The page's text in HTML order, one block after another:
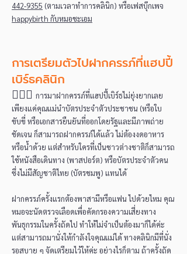
442-9355 (ตามเวลาทำการคลินิก) หรือเฟสบุ๊กเพจ
happybirth กับหมอชะเอม
การเตรียมตัวไปฝากครรภ์ที่แฮปปี้
เบิร์ธคลินิก
👩🏻‍⚕️ การมาฝากครรภ์ที่แฮปปี้เบิร์ธไม่ยุ่งยากเลย
เพียงแค่คุณแม่นำบัตรประจำตัวประชาชน (หรือใบ
ขับขี่ หรือเอกสารยืนยันที่ออกโดยรัฐและมีภาพถ่าย
ชัดเจน ก็สามารถฝากครรภ์ได้แล้ว ไม่ต้องงดอาหาร
หรือน้ำด้วย แต่สำหรับใครที่เป็นชาวต่างชาติก็สามารถ
ใช้หนังสือเดินทาง (พาสปอร์ต) หรือบัตรประจำตัวคน
ซึ่งไม่มีสัญชาติไทย (บัตรชมพู) แทนได้
ฝากครรภ์ครั้งแรกต้องพาสามีหรือแฟน ไปด้วยไหม คุณ
หมอจะนัดตรวจเลือดเพื่อคัดกรองความเสี่ยงทาง
พันธุกรรมในครั้งถัดไป ทำให้ไม่จำเป็นต้องมาก็ได้ค่ะ
แต่สามารถมานั่งให้กำลังใจคุณแม่ได้ ทางคลินิกมีที่นั่ง
รอสบาย ๆ จัดเตรียมไว้ให้ค่ะ อย่างไรก็ตาม ถ้าครั้งถัด